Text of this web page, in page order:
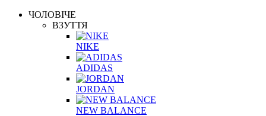
ЧОЛОВІЧЕ
ВЗУТТЯ
NIKE
ADIDAS
JORDAN
NEW BALANCE